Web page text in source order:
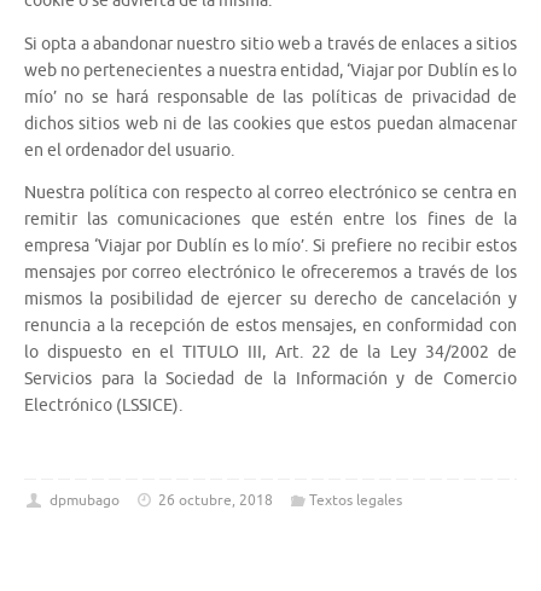
Si opta a abandonar nuestro sitio web a través de enlaces a sitios
web no pertenecientes a nuestra entidad, ‘Viajar por Dublín es lo
mío’ no se hará responsable de las políticas de privacidad de
dichos sitios web ni de las cookies que estos puedan almacenar
en el ordenador del usuario.
Nuestra política con respecto al correo electrónico se centra en
remitir las comunicaciones que estén entre los fines de la
empresa ‘Viajar por Dublín es lo mío’. Si prefiere no recibir estos
mensajes por correo electrónico le ofreceremos a través de los
mismos la posibilidad de ejercer su derecho de cancelación y
renuncia a la recepción de estos mensajes, en conformidad con
lo dispuesto en el TITULO III, Art. 22 de la Ley 34/2002 de
Servicios para la Sociedad de la Información y de Comercio
Electrónico (LSSICE).
dpmubago 26 octubre, 2018 Textos legales